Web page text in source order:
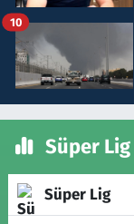
10
Süper
Süper Lig